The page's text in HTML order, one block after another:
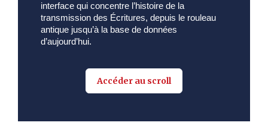
interface qui concentre l’histoire de la
transmission des Écritures, depuis le rouleau
antique jusqu’à la base de données
d’aujourd’hui.
Accéder au scroll